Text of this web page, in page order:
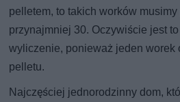
pelletem, to takich worków
przynajmniej 30. Oczywiście jest
wyliczenie, ponieważ jeden worek
pelletu.
Najczęściej jednorodzinny dom,